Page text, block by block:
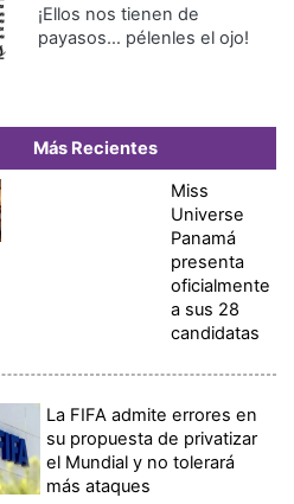
¡Ellos nos tienen de
payasos… pélenles el ojo!
Más Recientes
Miss
Universe
Panamá
presenta
oficialmente
a sus 28
candidatas
La FIFA admite errores en
su propuesta de privatizar
el Mundial y no tolerará
más ataques